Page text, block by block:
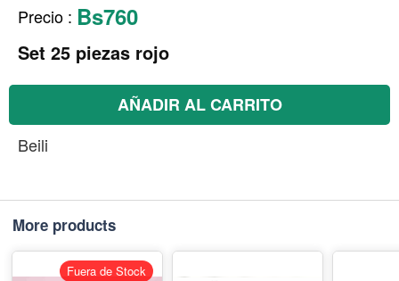
Precio : Bs760
Set 25 piezas rojo
AÑADIR AL CARRITO
Beili
More products
Fuera de Stock